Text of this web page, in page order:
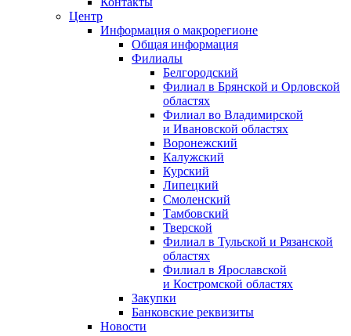
Центр
Информация о макрорегионе
Общая информация
Филиалы
Белгородский
Филиал в Брянской и Орловской
областях
Филиал во Владимирской
и Ивановской областях
Воронежский
Калужский
Курский
Липецкий
Смоленский
Тамбовский
Тверской
Филиал в Тульской и Рязанской
областях
Филиал в Ярославской
и Костромской областях
Закупки
Банковские реквизиты
Новости